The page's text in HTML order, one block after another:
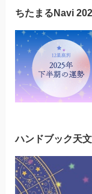
ちたまるNavi
ハンドブック天